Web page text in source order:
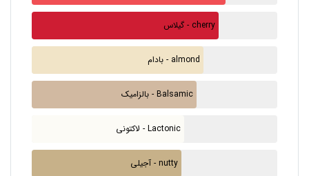
گیلاس - cherry
بادام - almond
بالزامیک - Balsamic
لاکتونی - Lactonic
آجیلی - nutty